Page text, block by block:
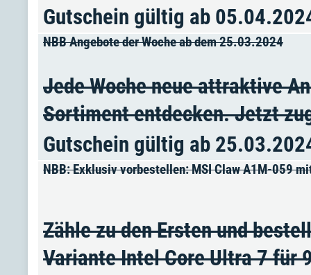
Gutschein gültig ab
NBB Angebote der Woche ab dem 25.03.2024
Jede Woche neue attraktive
Sortiment entdecken. Jetzt
Gutschein gültig ab
NBB: Exklusiv vorbestellen: MSI Claw A1M-059
Zähle zu den Ersten und
Variante Intel Core Ultra 7 für